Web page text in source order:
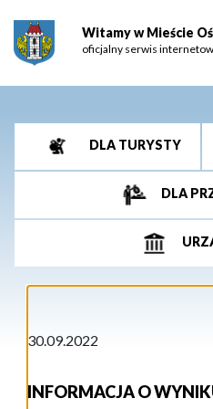
Witamy w Mieście
oficjalny serwis
DLA TURYSTY
DLA
30.09.2022
INFORMACJA O